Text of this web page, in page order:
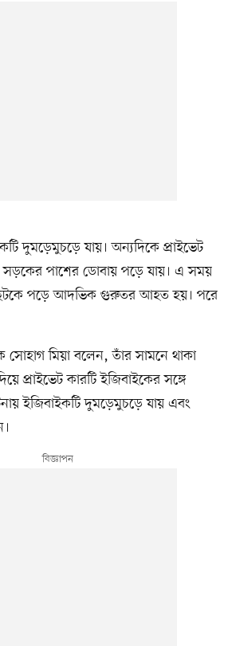
দুমড়েমুচড়ে যায়। অন্যদিকে প্রাইভেট
সড়কের পাশের ডোবায় পড়ে যায়। এ সময়
পড়ে আদভিক গুরুতর আহত হয়। পরে
মিয়া বলেন, তাঁর সামনে থাকা
প্রাইভেট কারটি ইজিবাইকের সঙ্গে
ইজিবাইকটি দুমড়েমুচড়ে যায় এবং